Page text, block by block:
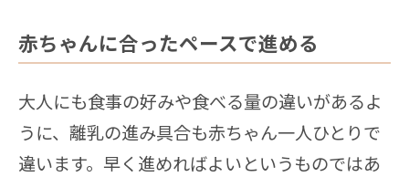
赤ちゃんに合ったペースで進める
大人にも食事の好みや食べる量の違いがあるよ
うに、離乳の進み具合も赤ちゃん一人ひとりで
違います。早く進めればよいというものではあ